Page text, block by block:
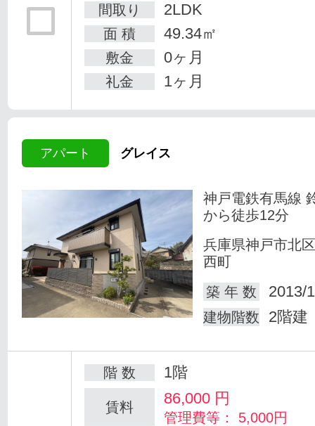
間取り
2LDK
面 積 49.34㎡
敷金 0ヶ月
礼金 1ヶ月
アパート グレイス
神戸電鉄有馬線
から徒歩12分
兵庫県神戸市北
西町
築 年 数
2013/
建物階数 2階建
階 数 1階
賃料 86,000 円
管理費等： 5,000円